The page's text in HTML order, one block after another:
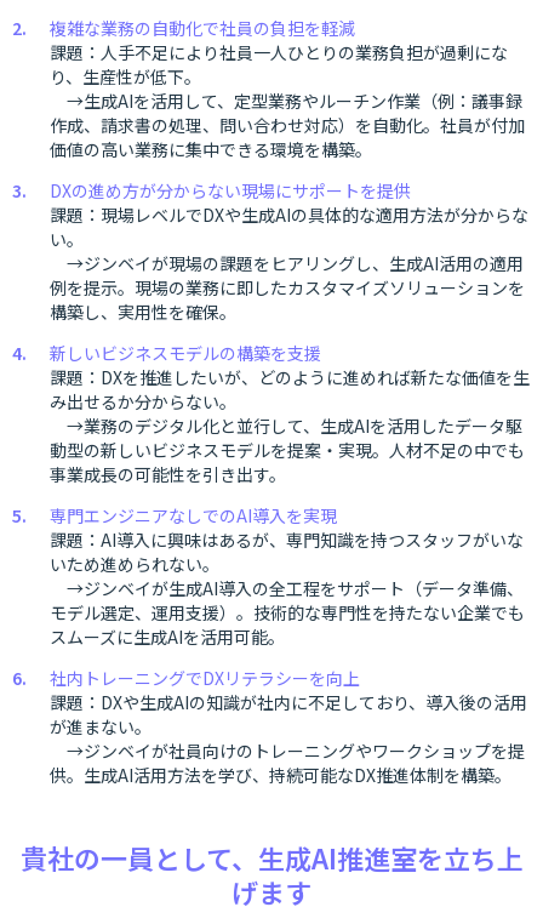
複雑な業務の自動化で社員の負担を軽減
課題：人手不足により社員一人ひとりの業務負担が過剰にな
り、生産性が低下。
→生成AIを活用して、定型業務やルーチン作業（例：議事録
作成、請求書の処理、問い合わせ対応）を自動化。社員が付加
価値の高い業務に集中できる環境を構築。
DXの進め方が分からない現場にサポートを提供
課題：現場レベルでDXや生成AIの具体的な適用方法が分からな
い。
→ジンベイが現場の課題をヒアリングし、生成AI活用の適用
例を提示。現場の業務に即したカスタマイズソリューションを
構築し、実用性を確保。
新しいビジネスモデルの構築を支援
課題：DXを推進したいが、どのように進めれば新たな価値を生
み出せるか分からない。
→業務のデジタル化と並行して、生成AIを活用したデータ駆
動型の新しいビジネスモデルを提案・実現。人材不足の中でも
事業成長の可能性を引き出す。
専門エンジニアなしでのAI導入を実現
課題：AI導入に興味はあるが、専門知識を持つスタッフがいな
いため進められない。
→ジンベイが生成AI導入の全工程をサポート（データ準備、
モデル選定、運用支援）。技術的な専門性を持たない企業でも
スムーズに生成AIを活用可能。
社内トレーニングでDXリテラシーを向上
課題：DXや生成AIの知識が社内に不足しており、導入後の活用
が進まない。
→ジンベイが社員向けのトレーニングやワークショップを提
供。生成AI活用方法を学び、持続可能なDX推進体制を構築。
貴社の一員として、生成AI推進室を立ち上
げます